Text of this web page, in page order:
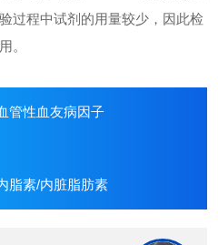
过程中试剂的用量较少，因此检
。
管性血友病因子
脂素/内脏脂肪素